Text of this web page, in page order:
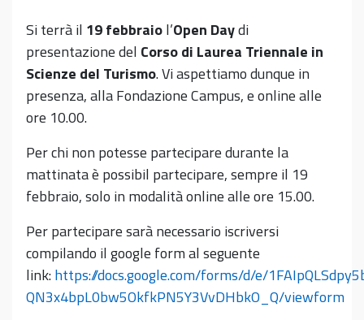
Si terrà il 19 febbraiol’Open Daydi
presentazione del Corso di Laurea Triennale in
Scienze del Turismo. Vi aspettiamo dunque in
presenza, alla Fondazione Campus, e online alle
ore 10.00.
Per chi non potesse partecipare durante la
mattinata è possibil partecipare, sempre il 19
febbraio, solo in modalità online alle ore 15.00.
Per partecipare sarà necessario iscriversi
compilando il google form al seguente
link:https://docs.google.com/forms/d/e/
QN3x4bpL0bw5OkfkPN5Y3VvDHbkO_Q/viewform